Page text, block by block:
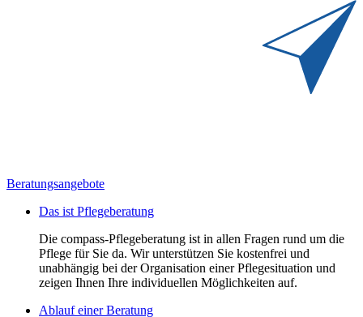
Beratungsangebote
Das ist Pflegeberatung
Die compass-Pflegeberatung ist in allen Fragen rund um die
Pflege für Sie da. Wir unterstützen Sie kostenfrei und
unabhängig bei der Organisation einer Pflegesituation und
zeigen Ihnen Ihre individuellen Möglichkeiten auf.
Ablauf einer Beratung